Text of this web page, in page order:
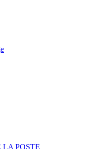
LA POSTE